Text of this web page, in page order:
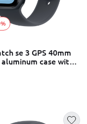
se 3 GPS 40mm
case with
band - s/m